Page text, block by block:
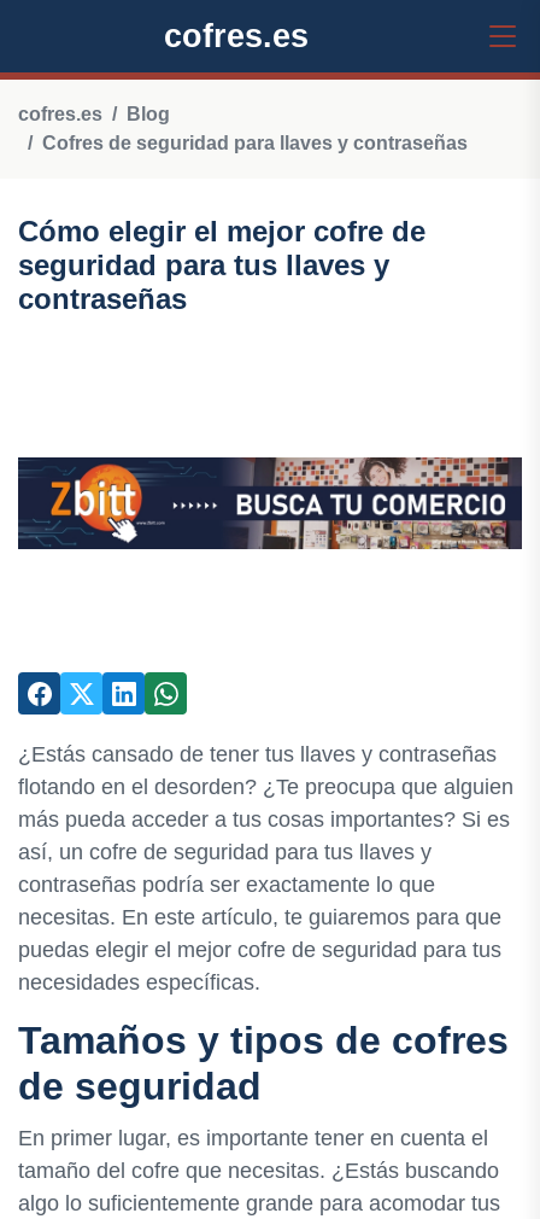
cofres.es
cofres.es
Blog
Cofres de seguridad para llaves y contraseñas
Cómo elegir el mejor cofre de
seguridad para tus llaves y
contraseñas
¿Estás cansado de tener tus llaves y contraseñas
flotando en el desorden? ¿Te preocupa que alguien
más pueda acceder a tus cosas importantes? Si es
así, un cofre de seguridad para tus llaves y
contraseñas podría ser exactamente lo que
necesitas. En este artículo, te guiaremos para que
puedas elegir el mejor cofre de seguridad para tus
necesidades específicas.
Tamaños y tipos de cofres
de seguridad
En primer lugar, es importante tener en cuenta el
tamaño del cofre que necesitas. ¿Estás buscando
algo lo suficientemente grande para acomodar tus